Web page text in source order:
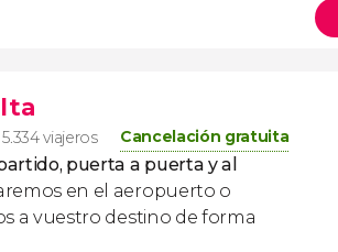
5.334 viajeros Cancelación gratuita
puerta a puerta y al
en el aeropuerto o
a vuestro destino de forma